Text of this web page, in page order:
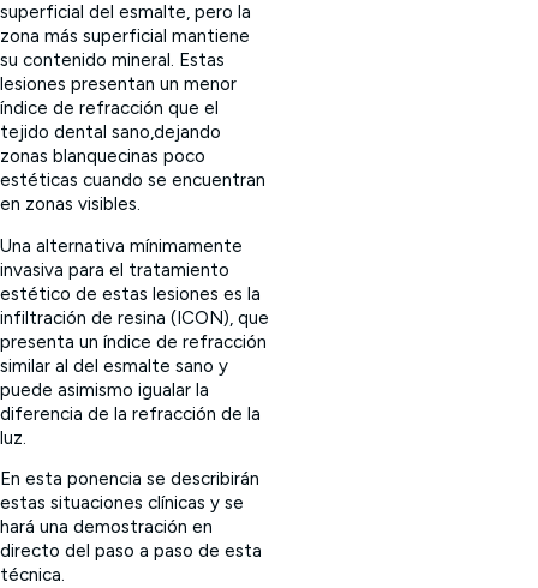
superficial del esmalte, pero la
zona más superficial mantiene
su contenido mineral. Estas
lesiones presentan un menor
índice de refracción que el
tejido dental sano,dejando
zonas blanquecinas poco
estéticas cuando se encuentran
en zonas visibles.
Una alternativa mínimamente
invasiva para el tratamiento
estético de estas lesiones es la
infiltración de resina (ICON), que
presenta un índice de refracción
similar al del esmalte sano y
puede asimismo igualar la
diferencia de la refracción de la
luz.
En esta ponencia se describirán
estas situaciones clínicas y se
hará una demostración en
directo del paso a paso de esta
técnica.